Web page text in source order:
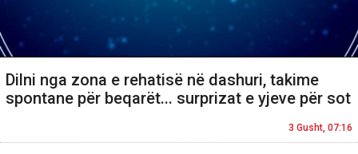
Dilni nga zona e rehatisë në dashuri, takime
spontane për beqarët... surprizat e yjeve për sot
3 Gusht, 07:16